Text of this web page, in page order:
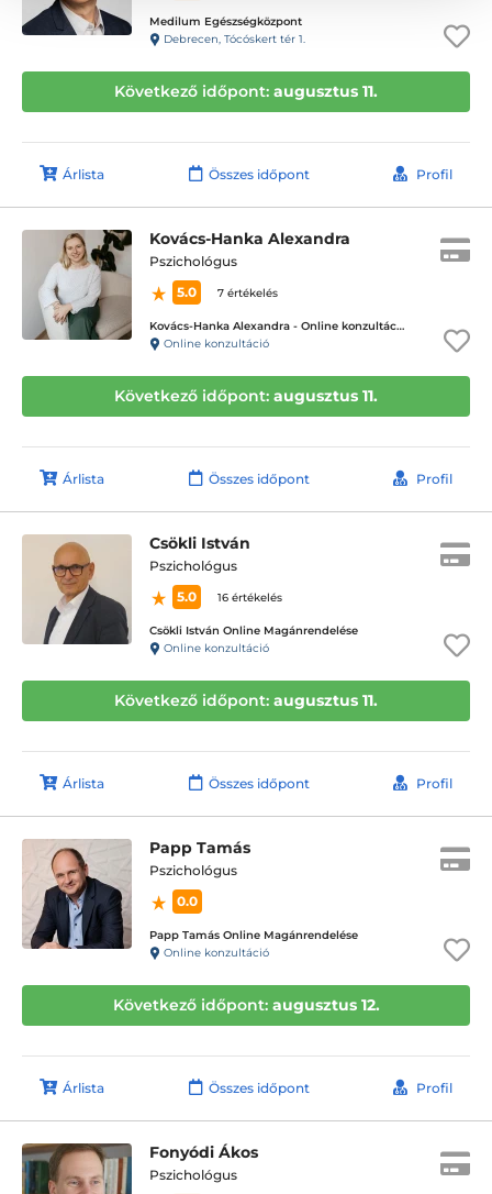
Medilum Egészségközpont
Debrecen, Tócóskert tér 1.
Következő időpont: augusztus 11.
Árlista Összes időpont Profil
Kovács-Hanka Alexandra
Pszichológus
5.0
7 értékelés
Kovács-Hanka Alexandra - Online konzultáció
Online konzultáció
Következő időpont: augusztus 11.
Árlista Összes időpont Profil
Csökli István
Pszichológus
5.0
16 értékelés
Csökli István Online Magánrendelése
Online konzultáció
Következő időpont: augusztus 11.
Árlista Összes időpont Profil
Papp Tamás
Pszichológus
0.0
Papp Tamás Online Magánrendelése
Online konzultáció
Következő időpont: augusztus 12.
Árlista Összes időpont Profil
Fonyódi Ákos
Pszichológus